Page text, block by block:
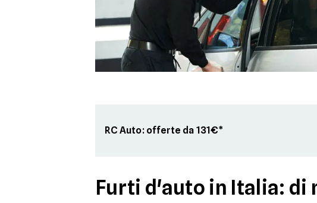
RC Auto: offerte da 131€*
Furti d'auto in Italia: di